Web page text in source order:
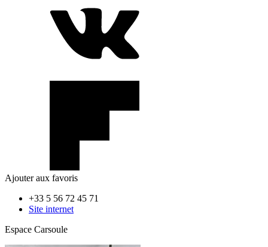
Ajouter aux favoris
+33 5 56 72 45 71
Site internet
Espace Carsoule